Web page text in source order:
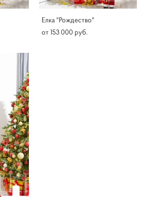
Елка "Рождество"
от 153 000 pуб.